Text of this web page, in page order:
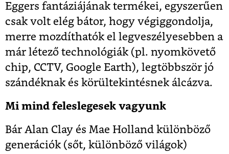
Eggers fantáziájának termékei, egyszerűen
csak volt elég bátor, hogy végiggondolja,
merre mozdíthatók el legveszélyesebben a
már létező technológiák (pl. nyomkövető
chip, CCTV, Google Earth), legtöbbször jó
szándéknak és körültekintésnek álcázva.
Mi mind feleslegesek vagyunk
Bár Alan Clay és Mae Holland különböző
generációk (sőt, különböző világok)